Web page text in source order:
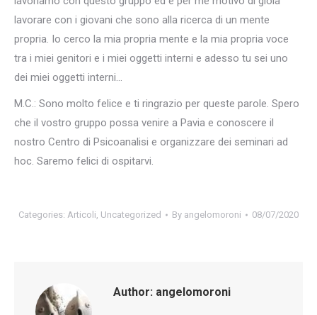
lavorare con i giovani che sono alla ricerca di un mente
propria. Io cerco la mia propria mente e la mia propria voce
tra i miei genitori e i miei oggetti interni e adesso tu sei uno
dei miei oggetti interni…
M.C.: Sono molto felice e ti ringrazio per queste parole. Spero
che il vostro gruppo possa venire a Pavia e conoscere il
nostro Centro di Psicoanalisi e organizzare dei seminari ad
hoc. Saremo felici di ospitarvi.
Categories: Articoli, Uncategorized By angelomoroni 08/07/2020
Author: angelomoroni